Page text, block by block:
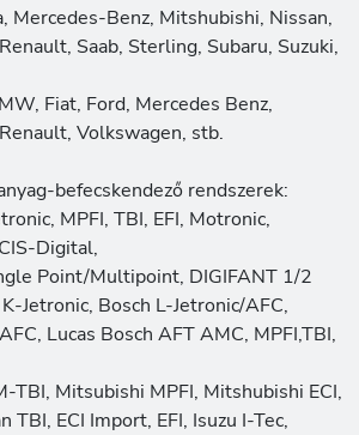
Mercedes-Benz, Mitshubishi, Nissan,
Saab, Sterling, Subaru, Suzuki,
Fiat, Ford, Mercedes Benz,
Volkswagen, stb.
befecskendező rendszerek:
MPFI, TBI, EFI, Motronic,
Digital,
Point/Multipoint, DIGIFANT 1/2
Jetronic, Bosch L-Jetronic/AFC,
Lucas Bosch AFT AMC, MPFI,TBI,
TBI, Mitsubishi MPFI, Mitshubishi ECI,
TBI, ECI Import, EFI, Isuzu I-Tec,